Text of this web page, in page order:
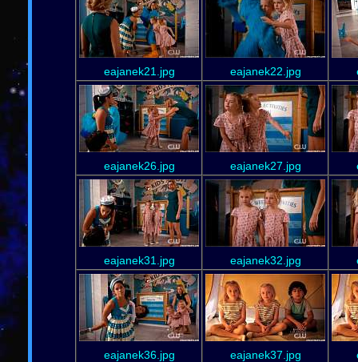
eajanek21.jpg eajanek22.jpg
eajanek26.jpg eajanek27.jpg
eajanek31.jpg eajanek32.jpg
eajanek36.jpg eajanek37.jpg